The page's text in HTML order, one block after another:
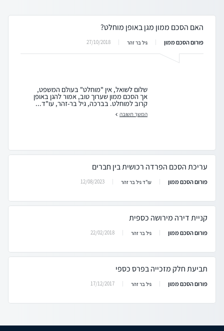
האם הסכם ממון מגן באופן מוחלט?
פורום הסכם ממון גיל בר זהר 27/10/2018
שלום לשואל, אין "מוחלט" בעולם המשפט,
אך הסכם ממון שערוך טוב, אמור להגן באופן
קרוב למוחלט. בברכה, גיל בר-זהר, עו"ד...
המשך תשובה
עריכת הסכם הפרדה רכושית בין חברים
פורום הסכם ממון עו"ד גיל בר זהר 12/08/2023
קניית דירה מירושה כספית
פורום הסכם ממון גיל בר זהר 22/02/2018
תביעת חלק מזכייה בפרס כספי
פורום הסכם ממון גיל בר זהר 17/12/2017